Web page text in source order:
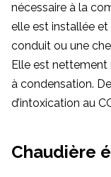
nécessaire à la
elle est installée
conduit ou une
Elle est
à condensation.
d’intoxication au
Chaudière